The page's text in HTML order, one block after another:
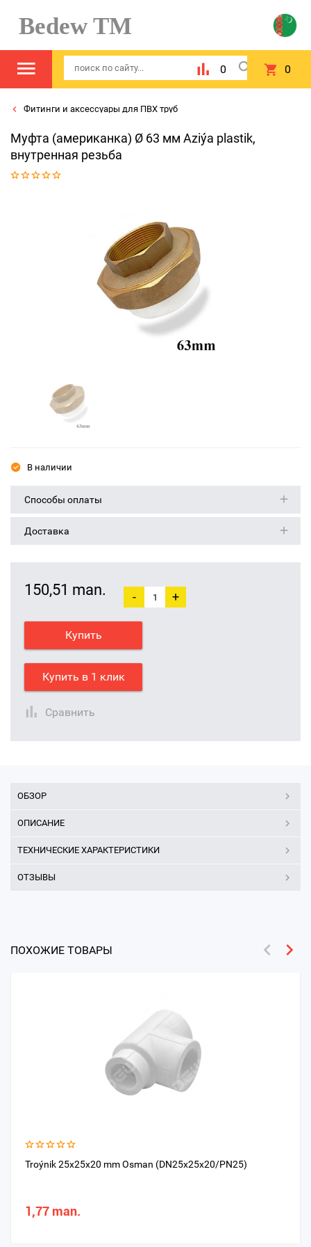
Bedew TM
0 0
Фитинги и аксессуары для ПВХ труб
Муфта (американка) Ø 63 мм Aziýa plastik,
внутренная резьба
В наличии
Способы оплаты
Доставка
150,51 man. - +
Купить
Купить в 1 клик
Сравнить
ОБЗОР
ОПИСАНИЕ
ТЕХНИЧЕСКИЕ ХАРАКТЕРИСТИКИ
ОТЗЫВЫ
ПОХОЖИЕ ТОВАРЫ
Troýnik 25x25x20 mm Osman (DN25x25x20/PN25)
1,77 man.